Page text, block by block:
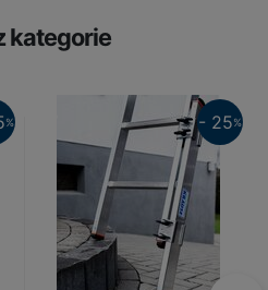
kategorie
% - 25%